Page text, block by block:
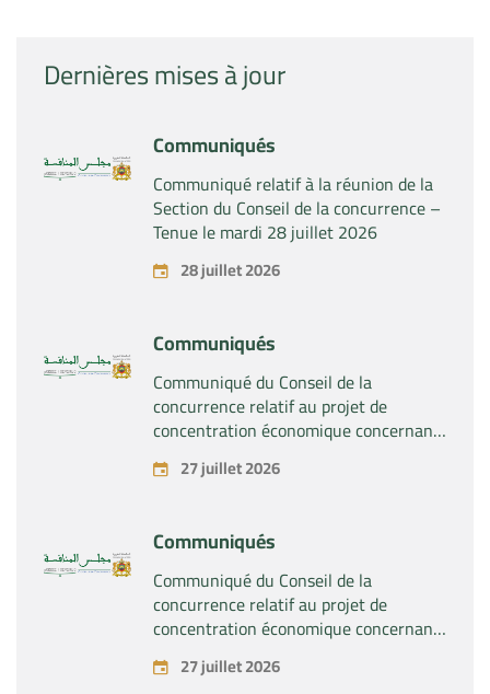
Dernières mises à jour
Communiqués
Communiqué relatif à la réunion de la
Section du Conseil de la concurrence –
Tenue le mardi 28 juillet 2026
28 juillet 2026
Communiqués
Communiqué du Conseil de la
concurrence relatif au projet de
concentration économique concernant
la prise du contrôle exclusif par la
société « Substipharm SAS » des actifs
pharmaceutiques « Rilutek » et «
Sabril » détenus par la société « Sanofi
SA »
27 juillet 2026
Communiqués
Communiqué du Conseil de la
concurrence relatif au projet de
concentration économique concernant
la prise du contrôle exclusif par la
société « Plastika Kritis SA » de la
27 juillet 2026